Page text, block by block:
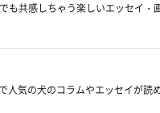
も共感しちゃう楽しいエッセイ・
人気の犬のコラムやエッセイが読